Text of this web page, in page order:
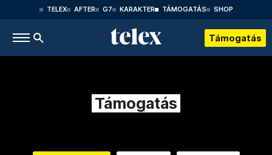
TELEX AFTER G7 KARAKTER TÁMOGATÁS SHOP
Támogatás
Támogatás